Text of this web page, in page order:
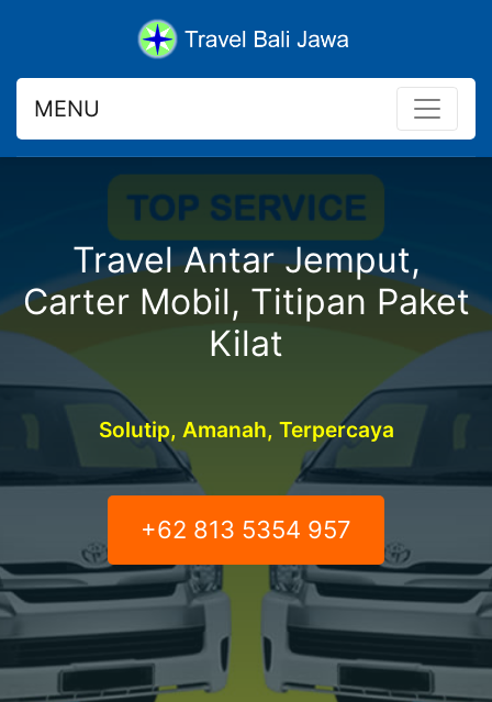
MENU
Travel Antar Jemput,
Carter Mobil, Titipan Paket
Kilat
Solutip, Amanah, Terpercaya
+62 813 5354 957